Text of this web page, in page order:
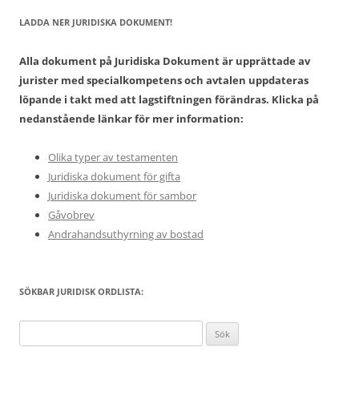
LADDA NER JURIDISKA DOKUMENT!
Alla dokument på Juridiska Dokument är upprättade av
jurister med specialkompetens och avtalen uppdateras
löpande i takt med att lagstiftningen förändras. Klicka på
nedanstående länkar för mer information:
Olika typer av testamenten
Juridiska dokument för gifta
Juridiska dokument för sambor
Gåvobrev
Andrahandsuthyrning av bostad
SÖKBAR JURIDISK ORDLISTA:
efter: